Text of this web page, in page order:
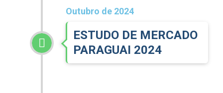
Outubro de 2024
ESTUDO DE MERCADO
PARAGUAI 2024